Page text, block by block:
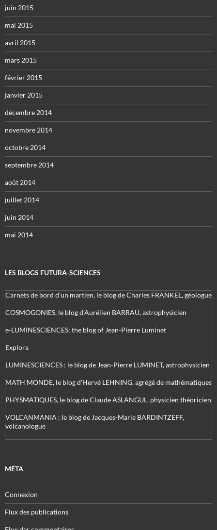
juin 2015
mai 2015
avril 2015
mars 2015
février 2015
janvier 2015
décembre 2014
novembre 2014
octobre 2014
septembre 2014
août 2014
juillet 2014
juin 2014
mai 2014
LES BLOGS FUTURA-SCIENCES
Carnets de bord d’un martien, le blog de Charles FRANKEL, géologue
COSMOGONIES, le blog d'Aurélien BARRAU, astrophysicien
e-LUMINESCIENCES: the blog of Jean-Pierre Luminet
Explora
LUMINESCIENCES : le blog de Jean-Pierre LUMINET, astrophysicien
MATH'MONDE, le blog d'Hervé LEHNING, agrégé de mathématiques
PHYSMATIQUES, le blog de Claude ASLANGUL, physicien théoricien
VOLCANMANIA : le blog de Jacques-Marie BARDINTZEFF,
volcanologue
MÉTA
Connexion
Flux des publications